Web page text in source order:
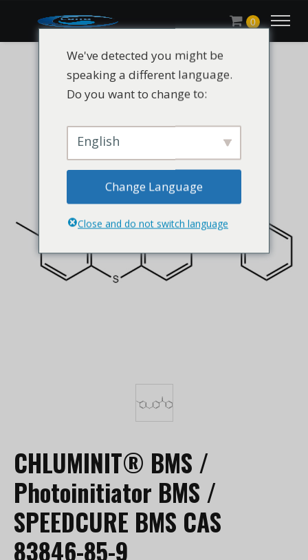
0
CHLUMINIT® BMS /
Photoinitiator BMS /
SPEEDCURE BMS CAS
83846-85-9
We've detected you might be
speaking a different language.
Do you want to change to:
English
Change Language
Close and do not switch language